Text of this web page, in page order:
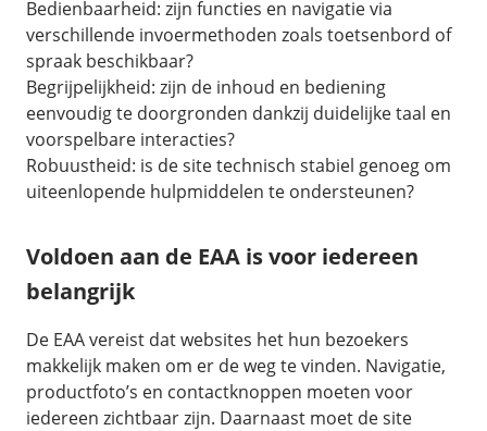
Bedienbaarheid: zijn functies en navigatie via
verschillende invoermethoden zoals toetsenbord of
spraak beschikbaar?
Begrijpelijkheid: zijn de inhoud en bediening
eenvoudig te doorgronden dankzij duidelijke taal en
voorspelbare interacties?
Robuustheid: is de site technisch stabiel genoeg om
uiteenlopende hulpmiddelen te ondersteunen?
Voldoen aan de EAA is voor iedereen
belangrijk
De EAA vereist dat websites het hun bezoekers
makkelijk maken om er de weg te vinden. Navigatie,
productfoto’s en contactknoppen moeten voor
iedereen zichtbaar zijn. Daarnaast moet de site